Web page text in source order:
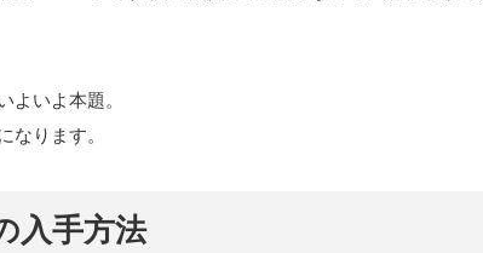
よいよ本題。
なります。
入手方法